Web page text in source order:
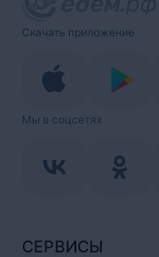
Скачать приложение
Мы в соцсетях
СЕРВИСЫ